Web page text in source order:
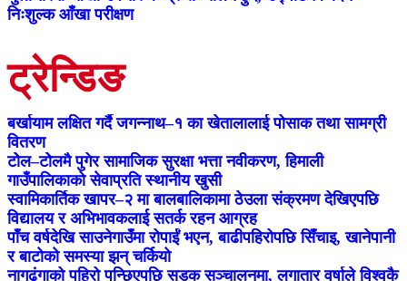
निःशुल्क आँखा परीक्षण
ट्रेन्डिङ
बर्खायाम लक्षित गर्दै जगन्नाथ–१ का खेतालालाई पोसाक तथा सामग्री
वितरण
टोेल–टोेलमै पुगेर सामाजिक सुरक्षा भत्ता नवीकरण, हिमाली
गाउँपालिकाको सेवाप्रति स्थानीय खुसी
स्वामिकार्तिक खापर–२ मा बालबालिकामा ठेउला संक्रमण देखिएपछि
विद्यालय र अभिभावकलाई सतर्क रहन आग्रह
पाँच वर्षदेखि साउनेगाउँमा रोपाईं भएन, बाढीपहिरोपछि सिँचाइ, खानेपानी
र बाटोको समस्या झन् चर्कियो
नागढुंगाको पहिरो पन्छिएपछि सडक सञ्चालनमा, लगातार वर्षाले विश्वकै